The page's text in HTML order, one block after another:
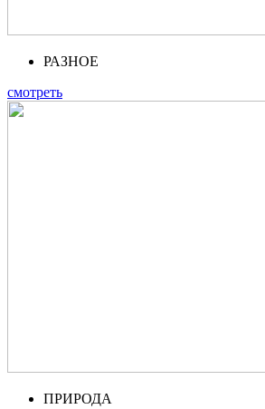
РАЗНОЕ
смотреть
ПРИРОДА